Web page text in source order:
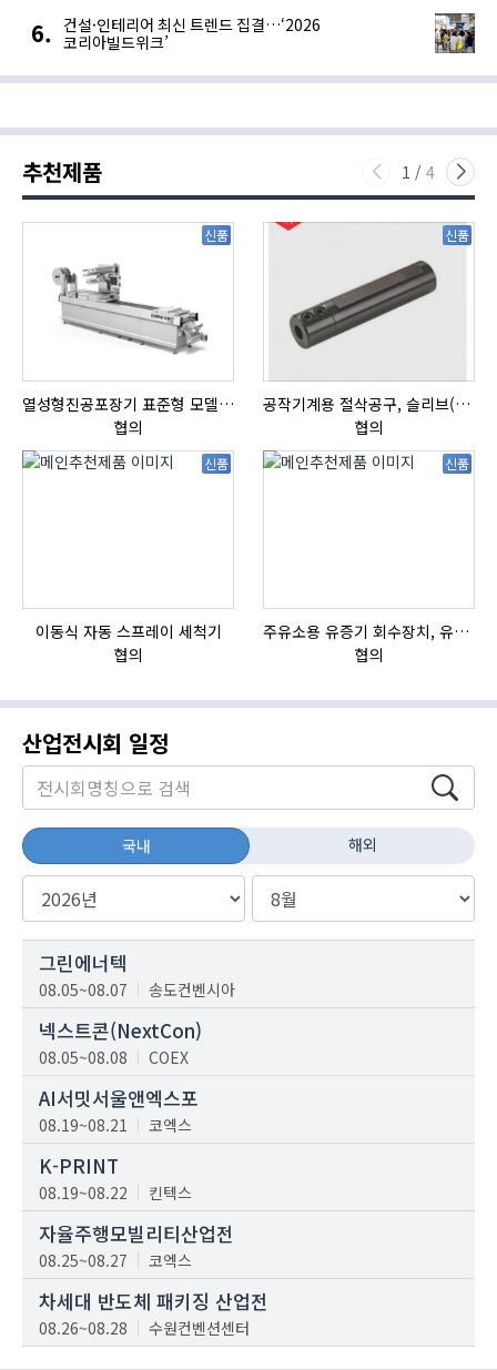
건설·인테리어 최신 트렌드 집결…‘2026
코리아빌드위크’
추천제품 1 / 4
신품
열성형진공포장기 표준형 모델 OMNIVAC S-200
협의
신품
공작기계용 절삭공구, 슬리브(SLEEVE)
협의
신품
이동식 자동 스프레이 세척기
협의
신품
주유소용 유증기 회수장치, 유증기 회수장치, 방폭형, 방폭형 유증기 회수장치
협의
산업전시회 일정
국내 해외
그린에너텍
08.05~08.07 송도컨벤시아
넥스트콘(NextCon)
08.05~08.08 COEX
AI서밋서울앤엑스포
08.19~08.21 코엑스
K-PRINT
08.19~08.22 킨텍스
자율주행모빌리티산업전
08.25~08.27 코엑스
차세대 반도체 패키징 산업전
08.26~08.28 수원컨벤션센터